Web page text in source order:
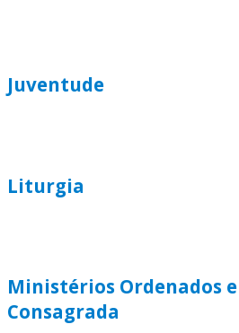
Juventude
Liturgia
Ministérios Ordenados e
Consagrada